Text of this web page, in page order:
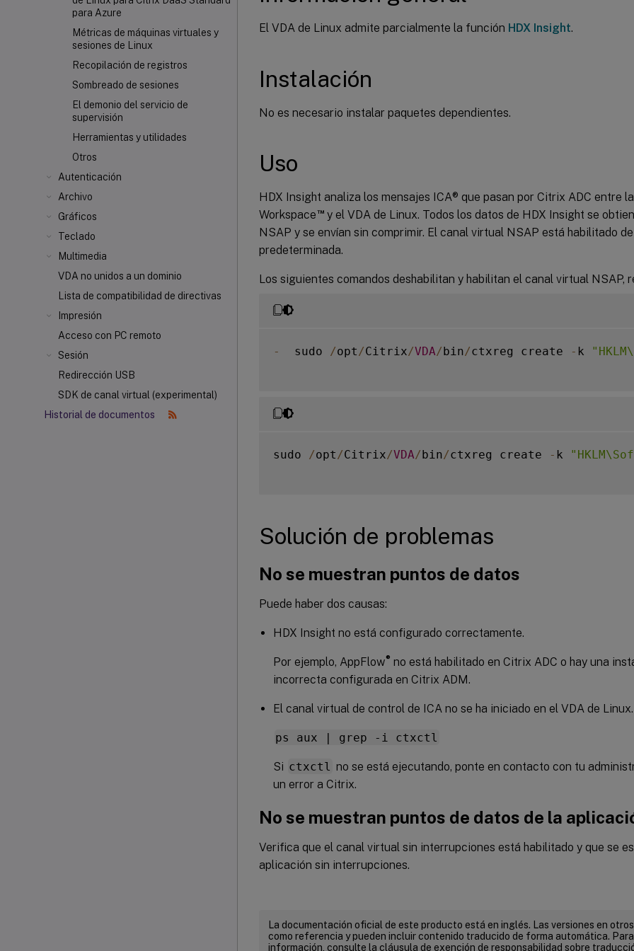
para Azure
Métricas de máquinas virtuales y
sesiones de Linux
Recopilación de registros
Sombreado de sesiones
El demonio del servicio de
supervisión
Herramientas y utilidades
Otros
Autenticación
Archivo
Gráficos
Teclado
Multimedia
VDA no unidos a un dominio
Lista de compatibilidad de directivas
Impresión
Acceso con PC remoto
Sesión
Redirección USB
SDK de canal virtual (experimental)
Historial de documentos
El VDA de Linux admite parcialmente la función HDX Insight.
Instalación
No es necesario instalar paquetes dependientes.
Uso
HDX Insight analiza los mensajes ICA® que pasan por Citrix ADC entre
Workspace™y el VDA de Linux. Todos los datos de HDX Insight se
NSAP y se envían sin comprimir. El canal virtual NSAP está habilitado
predeterminada.
Los siguientes comandos deshabilitan y habilitan el canal virtual NSAP,
-
  sudo
/opt /Citrix/VDA/bin/ctxreg create - k
sudo /opt /Citrix/VDA/bin/ctxreg create - k
Solución de problemas
No se muestran puntos de datos
Puede haber dos causas:
HDX Insight no está configurado correctamente.
Por ejemplo, AppFlow® no está habilitado en Citrix ADC o hay una
incorrecta configurada en Citrix ADM.
El canal virtual de control de ICA no se ha iniciado en el VDA de Linux.
ps aux | grep -i ctxctl
Si ctxctl no se está ejecutando, ponte en contacto con tu
un error a Citrix.
No se muestran puntos de datos de la
Verifica que el canal virtual sin interrupciones está habilitado y que se
aplicación sin interrupciones.
La documentación oficial de este producto está en inglés. Las versiones en
como referencia y pueden incluir contenido traducido de forma automática.
información, consulte la cláusula de exención de responsabilidad sobre